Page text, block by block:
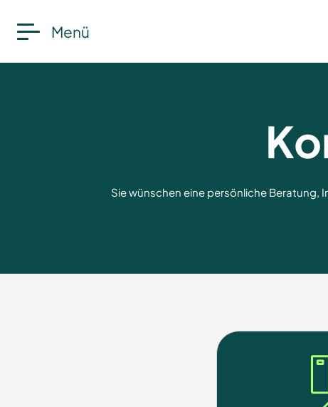
Menü
Sie wünschen eine persönliche Beratung,